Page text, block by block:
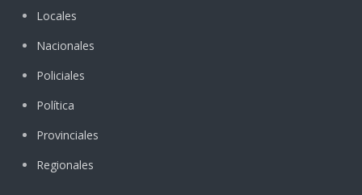
Locales
Nacionales
Policiales
Política
Provinciales
Regionales